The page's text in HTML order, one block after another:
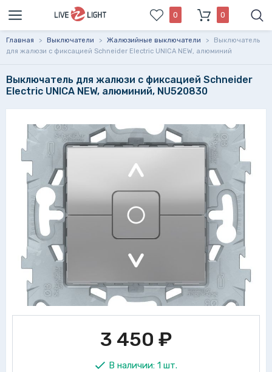
0 0
Главная > Выключатели > Жалюзийные выключатели >
Выключатель
для жалюзи с фиксацией Schneider Electric UNICA NEW, алюминий
Выключатель для жалюзи с фиксацией Schneider
Electric UNICA NEW, алюминий, NU520830
3 450 ₽
В наличии: 1 шт.